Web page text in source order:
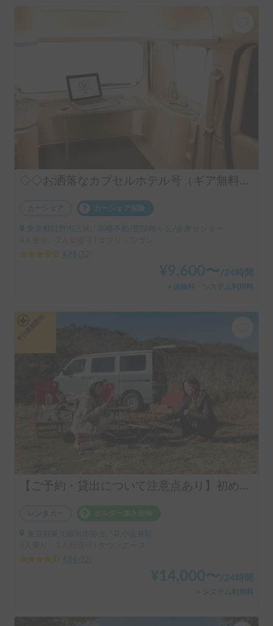
◇◇お洒落なカプセルホテル号（ギア無料手ぶらOK）◇◇
カーシェア カーシェア保険
東京都日野市三沢, ' 高幡不動/聖蹟桜ヶ丘/多摩センター
4.88
32
¥9,600〜/24時間
＋保険料・システム利用料
【ご予約・貸出について注意点あり】初めての車中泊はシンク付きアルトピアーノで決まり！！当店のキャンピングレンタカーは【ペット同乗可能！５人乗り！大人２名就寝可能。 安心のトヨタ正規ディーラーレンタル！！】シンク付きアルトピアーノ愛犬との車中泊旅にピッタリ🐶ペット/初心者大歓迎🔰/音楽フェス等などなどご利用ください。コンパクトで運転しやすいキャンピングカー🚙
レンタカー
東京都東久留米市弥生, ' 花小金井駅
4.84
32
¥ 14,000〜 /24時間
＋システム利用料